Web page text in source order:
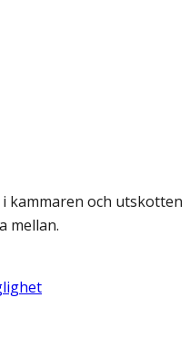
kammaren och utskotten
mellan.